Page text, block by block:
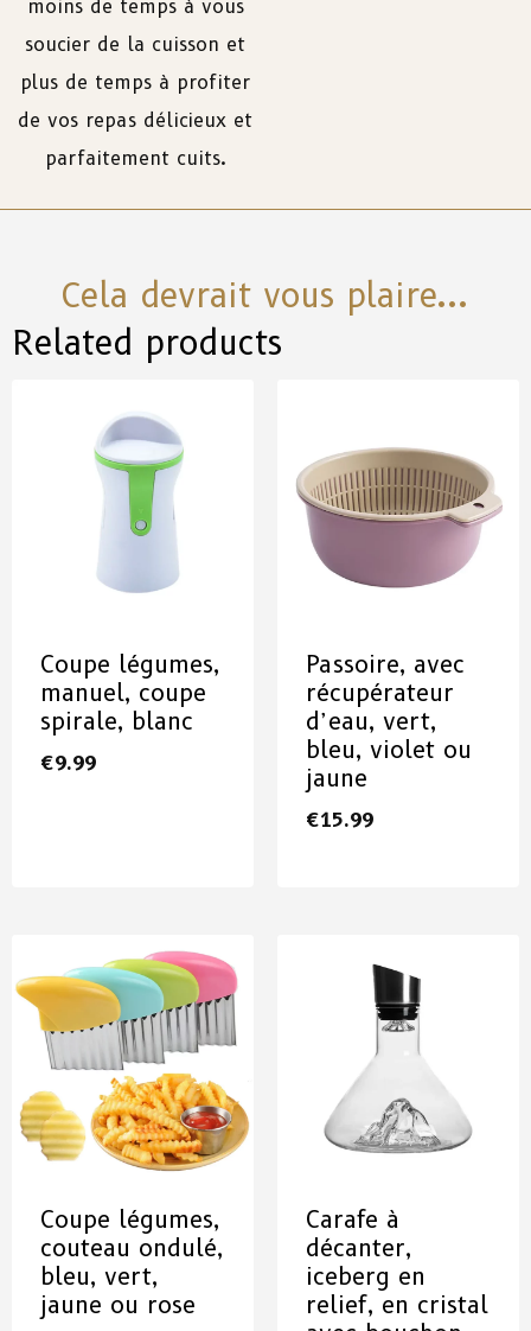
moins de temps à vous
soucier de la cuisson et
plus de temps à profiter
de vos repas délicieux et
parfaitement cuits.
Cela devrait vous plaire...
Related products
Coupe légumes,
manuel, coupe
spirale, blanc
€9.99
Passoire, avec
récupérateur
d’eau, vert,
bleu, violet ou
jaune
€15.99
Coupe légumes,
couteau ondulé,
bleu, vert,
jaune ou rose
Carafe à
décanter,
iceberg en
relief, en cristal